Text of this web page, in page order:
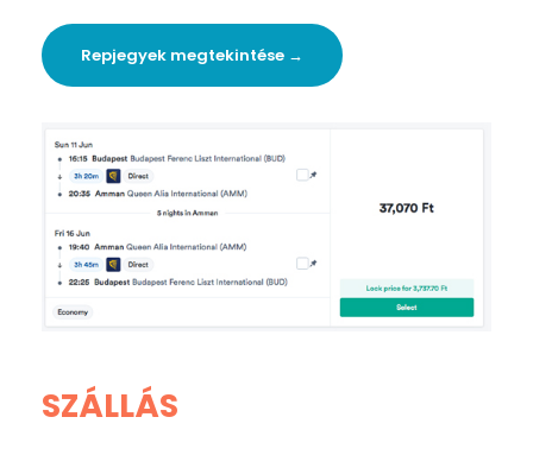
Repjegyek megtekintése →
SZÁLLÁS